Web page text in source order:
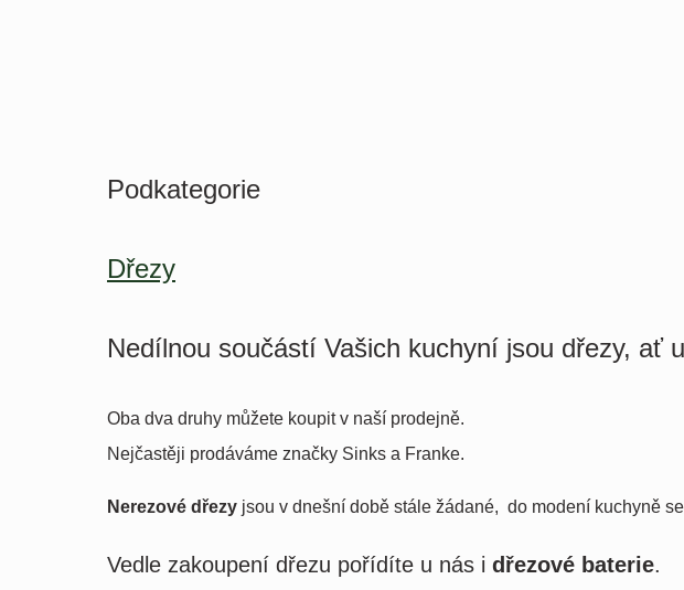
Podkategorie
Dřezy
Nedílnou součástí Vašich kuchyní jsou dřezy, ať
Oba dva druhy můžete koupit v naší prodejně.
Nejčastěji prodáváme značky Sinks a Franke.
Nerezové dřezy jsou v dnešní době stále žádané, do modení kuchyně
Vedle zakoupení dřezu pořídíte u nás i dřezové baterie.